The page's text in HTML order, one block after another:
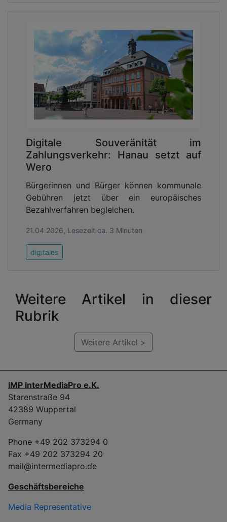
Digitale Souveränität im
Zahlungsverkehr: Hanau setzt auf
Wero
Bürgerinnen und Bürger können kommunale
Gebühren jetzt über ein europäisches
Bezahlverfahren begleichen.
21.04.2026, Lesezeit ca. 3 Minuten
digitales
Weitere Artikel in dieser
Rubrik
Weitere Artikel >
IMP InterMediaPro e.K.
Starenstraße 94
42389 Wuppertal
Germany
Phone +49 202 373294 0
Fax +49 202 373294 20
mail@intermediapro.de
Geschäftsbereiche
Media Representative